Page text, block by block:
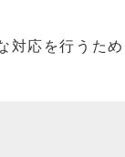
応を行うた